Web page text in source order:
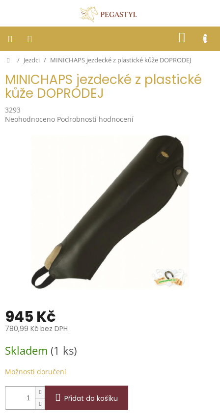
KOŠÍK
Dostihy
Jezdci
Koně
Přihlášení
Domů
/ Jezdci / MINICHAPS jezdecké z plastické kůže DOPRODEJ
MINICHAPS jezdecké z plastické
kůže DOPRODEJ
3293
Průměrné
Neohodnoceno Podrobnosti hodnocení
945 Kč
780,99 Kč bez DPH
cena:
Skladem (1 ks)
Možnosti doručení
Přidat do košíku